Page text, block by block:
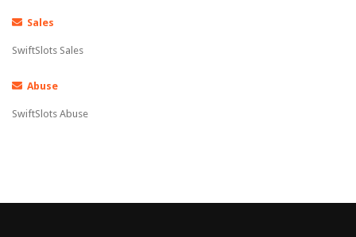
Sales
SwiftSlots Sales
Abuse
SwiftSlots Abuse